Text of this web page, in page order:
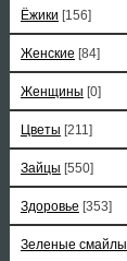
Ёжики [156]
Женские [84]
Женщины [0]
Цветы [211]
Зайцы [550]
Здоровье [353]
Зеленые смайлы